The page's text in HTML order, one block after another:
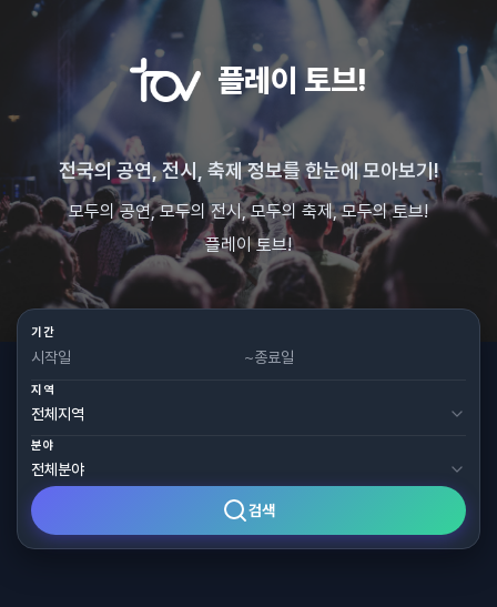
플레이 토브!
전국의 공연, 전시, 축제 정보를 한눈에 모아보기!
모두의 공연, 모두의 전시, 모두의 축제, 모두의 토브!
플레이 토브!
기간
~
지역
분야
검색